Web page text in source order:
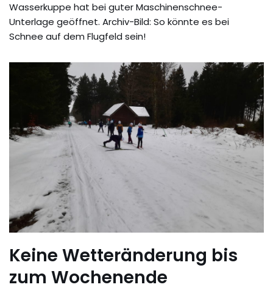
Wasserkuppe hat bei guter Maschinenschnee-
Unterlage geöffnet. Archiv-Bild: So könnte es bei
Schnee auf dem Flugfeld sein!
Keine Wetteränderung bis
zum Wochenende